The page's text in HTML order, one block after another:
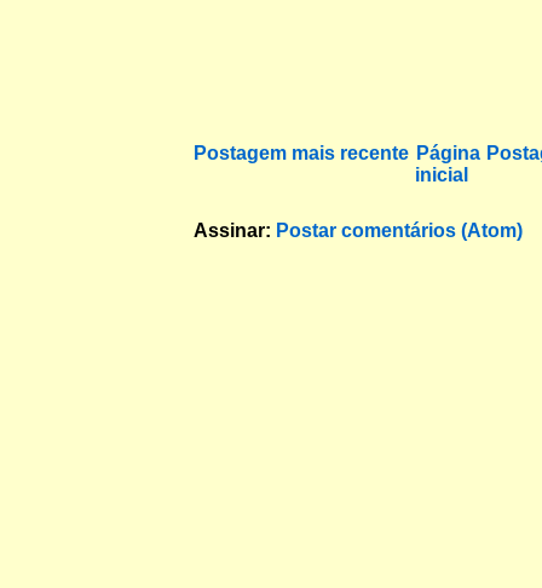
Postagem mais recente Página
inicial
Assinar: Postar comentários (Atom)